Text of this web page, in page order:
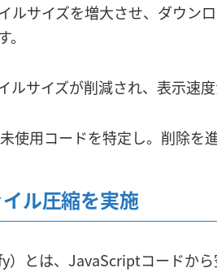
ルサイズを増大させ、ダウン
ルサイズが削減され、表示速
使用コードを特定し。削除を
ル圧縮を実施
）とは、JavaScriptコードか